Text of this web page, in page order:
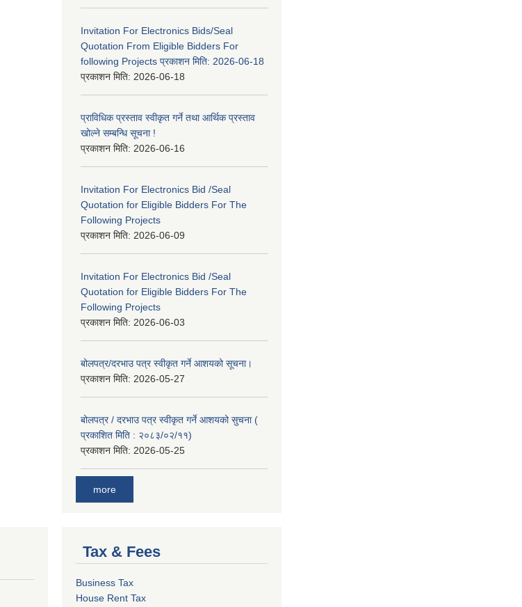
Invitation For Electronics Bids/Seal
Quotation From Eligible Bidders For
following Projects प्रकाशन मिति: 2026-06-18
प्रकाशन मिति: 2026-06-18
प्राविधिक प्रस्ताव स्वीकृत गर्ने तथा आर्थिक प्रस्ताव
खोल्ने सम्बन्धि सूचना !
प्रकाशन मिति: 2026-06-16
Invitation For Electronics Bid /Seal
Quotation for Eligible Bidders For The
Following Projects
प्रकाशन मिति: 2026-06-09
Invitation For Electronics Bid /Seal
Quotation for Eligible Bidders For The
Following Projects
प्रकाशन मिति: 2026-06-03
बोलपत्र/दरभाउ पत्र स्वीकृत गर्ने आशयको सूचना।
प्रकाशन मिति: 2026-05-27
बोलपत्र / दरभाउ पत्र स्वीकृत गर्ने आशयको सुचना (
प्रकाशित मिति : २०८३/०२/११)
प्रकाशन मिति: 2026-05-25
more
Tax & Fees
Business Tax
House Rent Tax